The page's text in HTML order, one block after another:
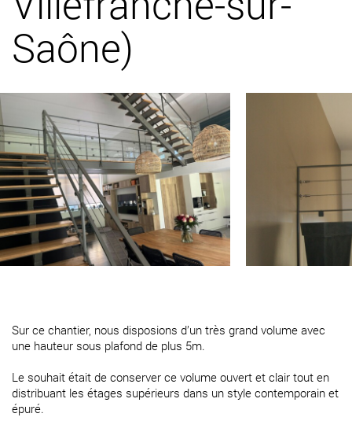
Saône)
Sur ce chantier, nous disposions d’un très grand volume avec
une hauteur sous plafond de plus 5m.
Le souhait était de conserver ce volume ouvert et clair tout en
distribuant les étages supérieurs dans un style contemporain et
épuré.